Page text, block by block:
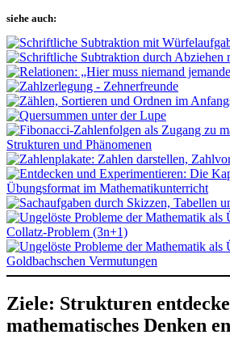
siehe auch:
Ziele: Strukturen
mathematisches Denken